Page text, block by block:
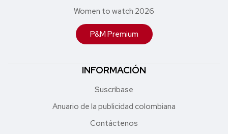
Women to watch 2026
P&M Premium
INFORMACIÓN
Suscríbase
Anuario de la publicidad colombiana
Contáctenos